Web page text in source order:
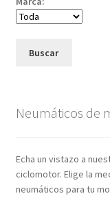
Buscar
Neumáticos de
Echa un vistazo a
ciclomotor. Elige la
neumáticos para tu